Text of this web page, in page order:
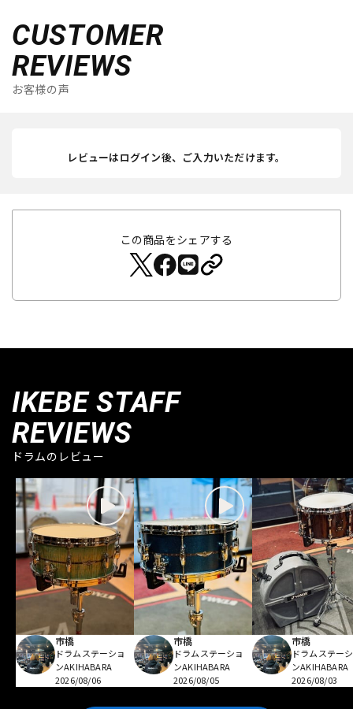
CUSTOMER
REVIEWS
お客様の声
レビューはログイン後、ご入力いただけます。
この商品をシェアする
IKEBE STAFF
REVIEWS
ドラムのレビュー
市橋
ドラムステーショ
ンAKIHABARA
2026/08/06
市橋
ドラムステーショ
ンAKIHABARA
2026/08/05
市橋
ドラムステー
ンAKIHABARA
2026/08/03